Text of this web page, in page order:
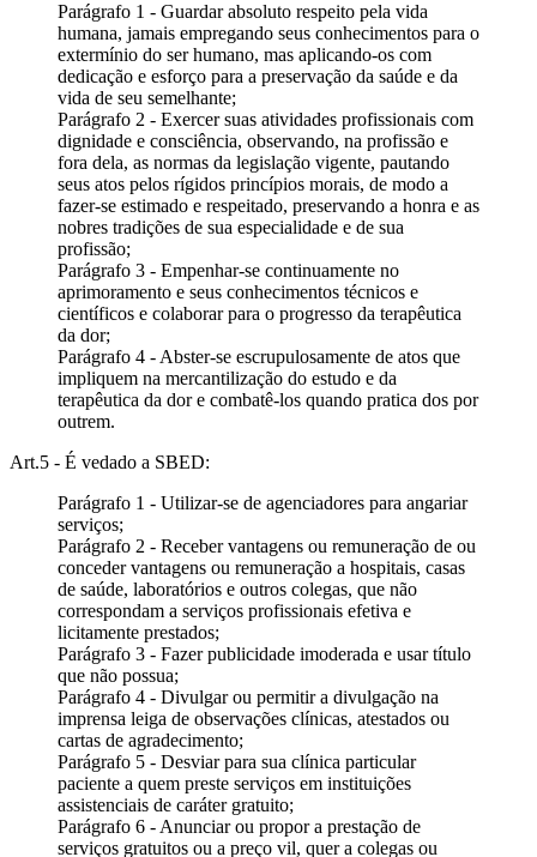
Parágrafo 1 - Guardar absoluto respeito pela vida
humana, jamais empregando seus conhecimentos para o
extermínio do ser humano, mas aplicando-os com
dedicação e esforço para a preservação da saúde e da
vida de seu semelhante;
Parágrafo 2 - Exercer suas atividades profissionais com
dignidade e consciência, observando, na profissão e
fora dela, as normas da legislação vigente, pautando
seus atos pelos rígidos princípios morais, de modo a
fazer-se estimado e respeitado, preservando a honra e as
nobres tradições de sua especialidade e de sua
profissão;
Parágrafo 3 - Empenhar-se continuamente no
aprimoramento e seus conhecimentos técnicos e
científicos e colaborar para o progresso da terapêutica
da dor;
Parágrafo 4 - Abster-se escrupulosamente de atos que
impliquem na mercantilização do estudo e da
terapêutica da dor e combatê-los quando pratica dos por
outrem.
Art.5 - É vedado a SBED:
Parágrafo 1 - Utilizar-se de agenciadores para angariar
serviços;
Parágrafo 2 - Receber vantagens ou remuneração de ou
conceder vantagens ou remuneração a hospitais, casas
de saúde, laboratórios e outros colegas, que não
correspondam a serviços profissionais efetiva e
licitamente prestados;
Parágrafo 3 - Fazer publicidade imoderada e usar título
que não possua;
Parágrafo 4 - Divulgar ou permitir a divulgação na
imprensa leiga de observações clínicas, atestados ou
cartas de agradecimento;
Parágrafo 5 - Desviar para sua clínica particular
paciente a quem preste serviços em instituições
assistenciais de caráter gratuito;
Parágrafo 6 - Anunciar ou propor a prestação de
serviços gratuitos ou a preço vil, quer a colegas ou